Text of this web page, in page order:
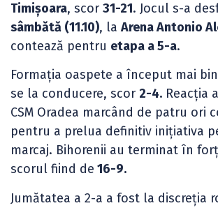
Timișoara, scor 31-21. Jocul s-a
sâmbătă (11.10), la Arena Antonio
contează pentru etapa a 5-a.
Formația oaspete a început mai
se la conducere, scor 2-4. Reacția
CSM Oradea marcând de patru ori
pentru a prelua definitiv inițiativa
marcaj. Bihorenii au terminat în
scorul fiind de 16-9.
Jumătatea a 2-a a fost la discreția